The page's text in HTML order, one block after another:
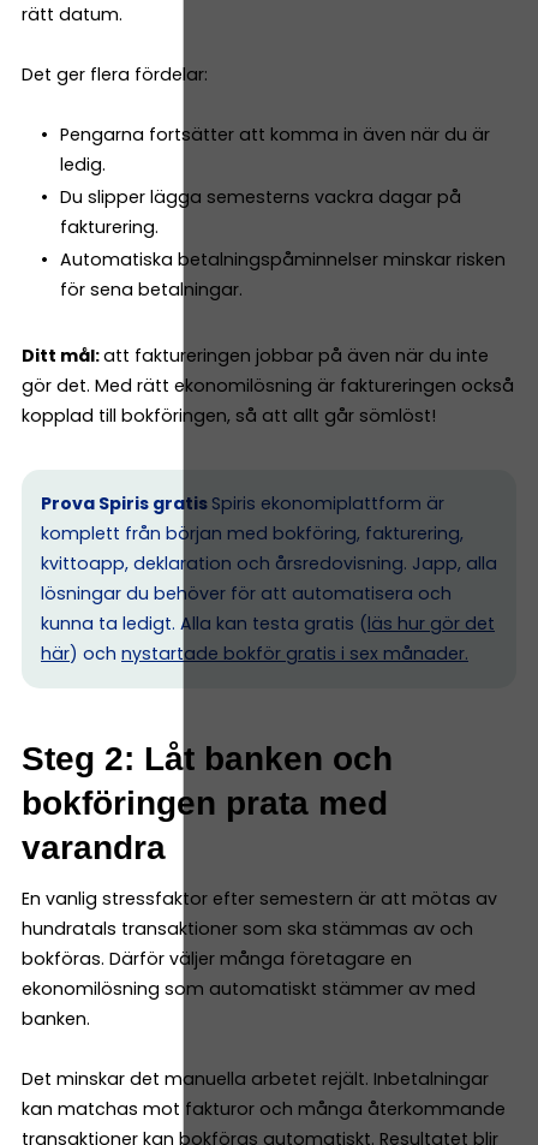
rätt datum.
Det ger flera fördelar:
Pengarna fortsätter att komma in även när du är
ledig.
Du slipper lägga semesterns vackra dagar på
fakturering.
Automatiska betalningspåminnelser minskar risken
för sena betalningar.
Ditt mål:att faktureringen jobbar på även när du inte
gör det. Med rätt ekonomilösning är faktureringen också
kopplad till bokföringen, så att allt går sömlöst!
Prova Spiris gratis Spiris ekonomiplattform är
komplett från början med bokföring, fakturering,
kvittoapp, deklaration och årsredovisning. Japp, alla
lösningar du behöver för att automatisera och
kunna ta ledigt. Alla kan testa gratis (läs hur gör det
här) och nystartade bokför gratis i sex månader.
Steg 2: Låt banken och
bokföringen prata med
varandra
En vanlig stressfaktor efter semestern är att mötas av
hundratals transaktioner som ska stämmas av och
bokföras. Därför väljer många företagare en
ekonomilösning som automatiskt stämmer av med
banken.
Det minskar det manuella arbetet rejält. Inbetalningar
kan matchas mot fakturor och många återkommande
transaktioner kan bokföras automatiskt. Resultatet blir